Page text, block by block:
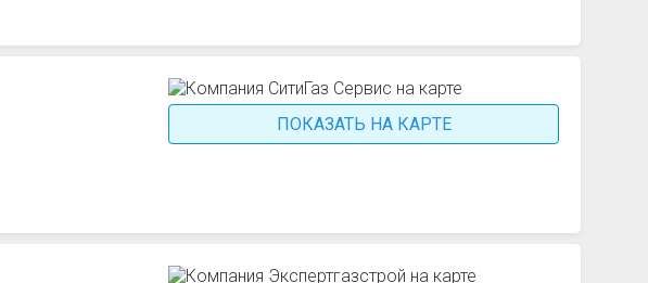
ПОКАЗАТЬ НА КАРТЕ